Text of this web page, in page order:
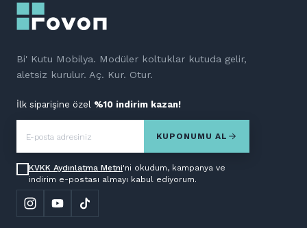
Bi' Kutu Mobilya. Modüler koltuklar kutuda gelir,
aletsiz kurulur. Aç. Kur. Otur.
İlk siparişine özel %10 indirim kazan!
KUPONUMU AL
KVKK Aydınlatma Metni'ni okudum, kampanya ve
indirim e-postası almayı kabul ediyorum.